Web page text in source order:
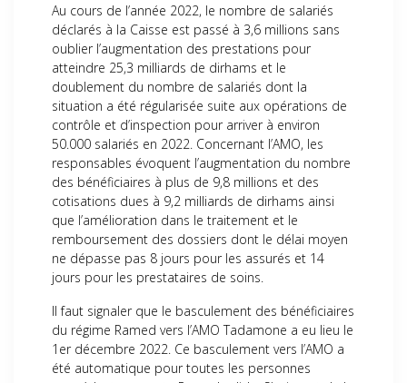
Au cours de l’année 2022, le nombre de salariés
déclarés à la Caisse est passé à 3,6 millions sans
oublier l’augmentation des prestations pour
atteindre 25,3 milliards de dirhams et le
doublement du nombre de salariés dont la
situation a été régularisée suite aux opérations de
contrôle et d’inspection pour arriver à environ
50.000 salariés en 2022. Concernant l’AMO, les
responsables évoquent l’augmentation du nombre
des bénéficiaires à plus de 9,8 millions et des
cotisations dues à 9,2 milliards de dirhams ainsi
que l’amélioration dans le traitement et le
remboursement des dossiers dont le délai moyen
ne dépasse pas 8 jours pour les assurés et 14
jours pour les prestataires de soins.
Il faut signaler que le basculement des bénéficiaires
du régime Ramed vers l’AMO Tadamone a eu lieu le
1er décembre 2022. Ce basculement vers l’AMO a
été automatique pour toutes les personnes